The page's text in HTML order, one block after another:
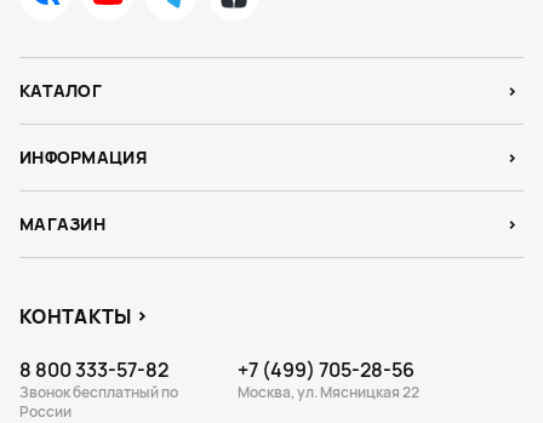
КАТАЛОГ
ИНФОРМАЦИЯ
МАГАЗИН
КОНТАКТЫ
8 800 333-57-82
Звонок бесплатный по
России
+7 (499) 705-28-56
Москва, ул. Мясницкая 22